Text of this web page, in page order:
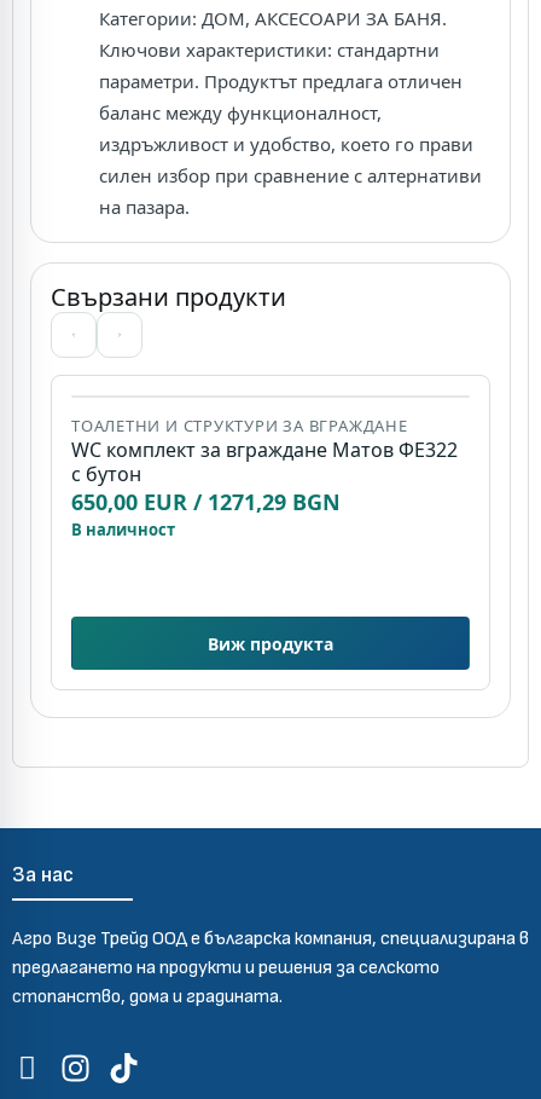
Категории: ДОМ, АКСЕСОАРИ ЗА БАНЯ.
Ключови характеристики: стандартни
параметри. Продуктът предлага отличен
баланс между функционалност,
издръжливост и удобство, което го прави
силен избор при сравнение с алтернативи
на пазара.
Свързани продукти
ТОАЛЕТНИ И СТРУКТУРИ ЗА ВГРАЖДАНЕ
WC комплект за вграждане Матов ФЕ322
с бутон
650,00 EUR / 1271,29 BGN
В наличност
Виж продукта
За нас
Агро Визе Трейд ООД е българска компания, специализирана в
предлагането на продукти и решения за селското
стопанство, дома и градината.